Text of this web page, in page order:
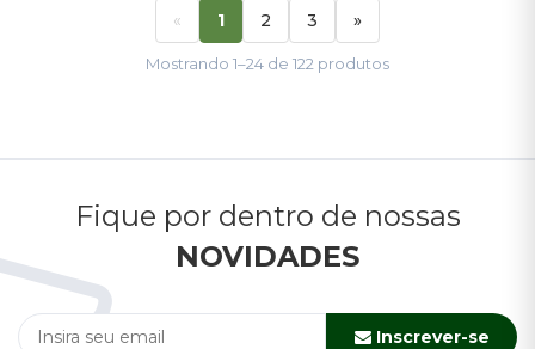
« 1 2 3 »
Mostrando 1–24 de 122 produtos
Fique por dentro de nossas
NOVIDADES
Inscrever-se